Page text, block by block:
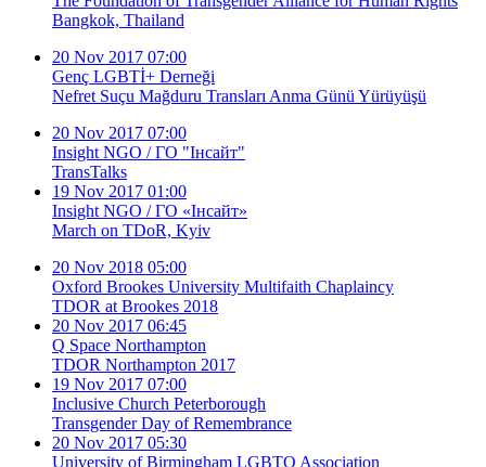
Bangkok, Thailand
20 Nov 2017 07:00
Genç LGBTİ+ Derneği
Nefret Suçu Mağduru Transları Anma Günü Yürüyüşü
20 Nov 2017 07:00
Insight NGO / ГО "Інсайт"
TransTalks
19 Nov 2017 01:00
Insight NGO / ГО «Інсайт»
March on TDoR, Kyiv
20 Nov 2018 05:00
Oxford Brookes University Multifaith Chaplaincy
TDOR at Brookes 2018
20 Nov 2017 06:45
Q Space Northampton
TDOR Northampton 2017
19 Nov 2017 07:00
Inclusive Church Peterborough
Transgender Day of Remembrance
20 Nov 2017 05:30
University of Birmingham LGBTQ Association